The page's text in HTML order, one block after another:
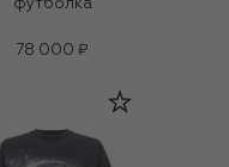
футболка
78 000 ₽